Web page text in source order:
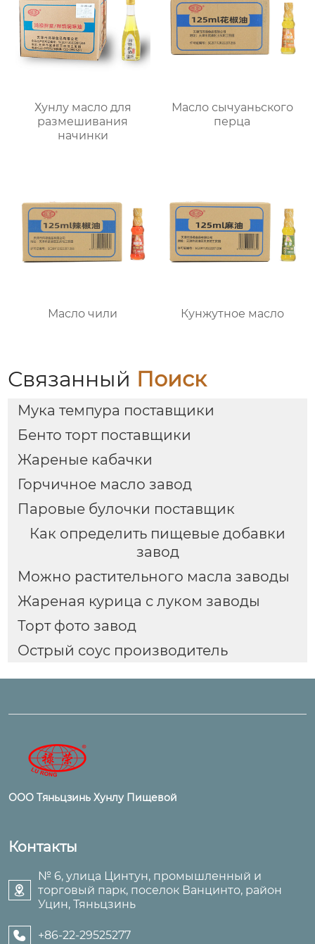
Хунлу масло для
размешивания
начинки
Масло сычуаньского
перца
Масло чили Кунжутное масло
Связанный Поиск
Мука темпура поставщики
Бенто торт поставщики
Жареные кабачки
Горчичное масло завод
Паровые булочки поставщик
Как определить пищевые добавки
завод
Можно растительного масла заводы
Жареная курица с луком заводы
Торт фото завод
Острый соус производитель
ООО Тяньцзинь Хунлу Пищевой
Контакты

№ 6, улица Цинтун, промышленный и
торговый парк, поселок Ванцинто, район
Уцин, Тяньцзинь
 +86-22-29525277